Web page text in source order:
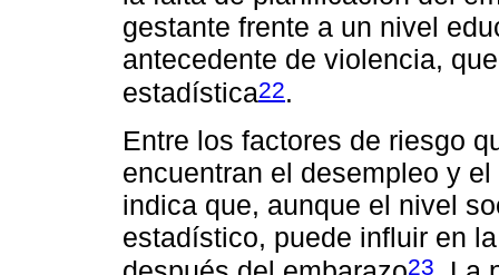
gestante frente a un nivel
antecedente de violencia,
estadística22.
Entre los factores de riesgo
encuentran el desempleo y
indica que, aunque el nivel
estadístico, puede influir en
23